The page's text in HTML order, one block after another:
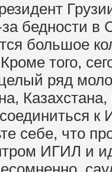
за бедности в
большое
того,
ряд
к
себе, что
ИГИЛ и